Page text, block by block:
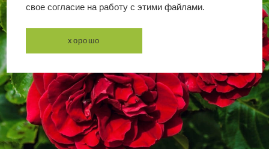
свое согласие на работу с этими файлами.
хорошо